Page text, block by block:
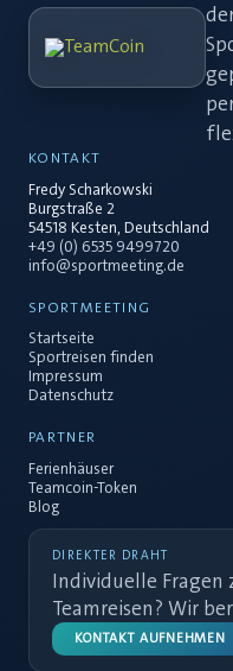
KONTAKT
Fredy Scharkowski
Burgstraße 2
54518 Kesten, Deutschland
+49 (0) 6535 9499720
info@sportmeeting.de
SPORTMEETING
Startseite
Sportreisen finden
Impressum
Datenschutz
PARTNER
Ferienhäuser
Teamcoin-Token
Blog
DIREKTER DRAHT
Individuelle Fragen
Teamreisen? Wir
KONTAKT AUFNEHMEN